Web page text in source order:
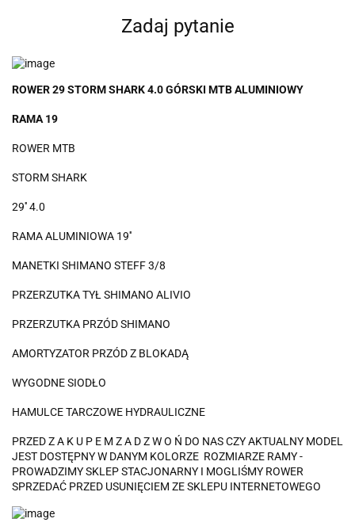
Zadaj pytanie
ROWER 29 STORM SHARK 4.0 GÓRSKI MTB ALUMINIOWY
RAMA 19
ROWER MTB
STORM SHARK
29'' 4.0
RAMA ALUMINIOWA 19''
MANETKI SHIMANO STEFF 3/8
PRZERZUTKA TYŁ SHIMANO ALIVIO
PRZERZUTKA PRZÓD SHIMANO
AMORTYZATOR PRZÓD Z BLOKADĄ
WYGODNE SIODŁO
HAMULCE TARCZOWE HYDRAULICZNE
PRZED Z A K U P E M Z A D Z W O Ń DO NAS CZY AKTUALNY MODEL
JEST DOSTĘPNY W DANYM KOLORZE ROZMIARZE RAMY -
PROWADZIMY SKLEP STACJONARNY I MOGLIŚMY ROWER
SPRZEDAĆ PRZED USUNIĘCIEM ZE SKLEPU INTERNETOWEGO